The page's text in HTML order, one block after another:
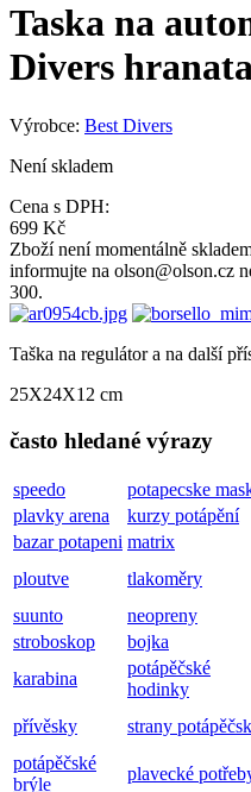
Taska na
Divers
Výrobce: Best Divers
Není skladem
Cena s DPH:
699 Kč
Zboží není momentálně
informujte na olson@olson.cz
300.
Taška na regulátor a na další
25X24X12 cm
často hledané výrazy
speedo potapecske
plavky arena
kurzy potápění
bazar potapeni matrix
ploutve
tlakoměry
suunto
neopreny
stroboskop
bojka
karabina
potápěčské
hodinky
přívěsky strany
potápěčské
brýle
plavecké